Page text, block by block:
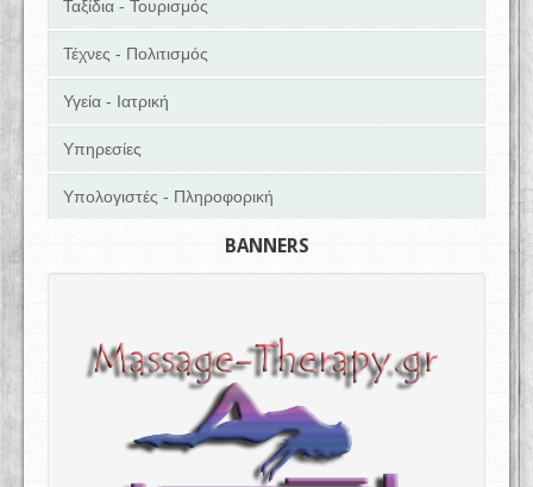
Ταξίδια - Τουρισμός
Τέχνες - Πολιτισμός
Υγεία - Ιατρική
Υπηρεσίες
Υπολογιστές - Πληροφορική
BANNERS